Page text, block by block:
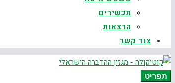
תכשירים
הרצאות
צור קשר
תפריט